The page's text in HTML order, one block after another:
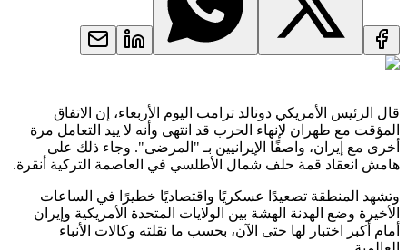
قال الرئيس الأمريكي دونالد ترامب اليوم الأربعاء، إن الاتفاق
المؤقت مع طهران لإنهاء الحرب قد انتهى وأنه لا ييد التعامل مرة
أخرى مع إيران، واصفًا الإيرانيين بـ "المرضى". وجاء ذلك على
هامش ​انعقاد ⁠قمة حلف شمال ​الأطلسي ​في ⁠العاصمة التركية أنقرة.
وتشهد المنطقة تصعيدًا عسكريًا واقتصاديًا خطيرًا في الساعات
الأخيرة وضع الهدنة الهشة بين الولايات المتحدة الأمريكية وإيران
أمام أكبر اختبار لها حتى الآن، بحسب ما نقلته وكالات الأنباء